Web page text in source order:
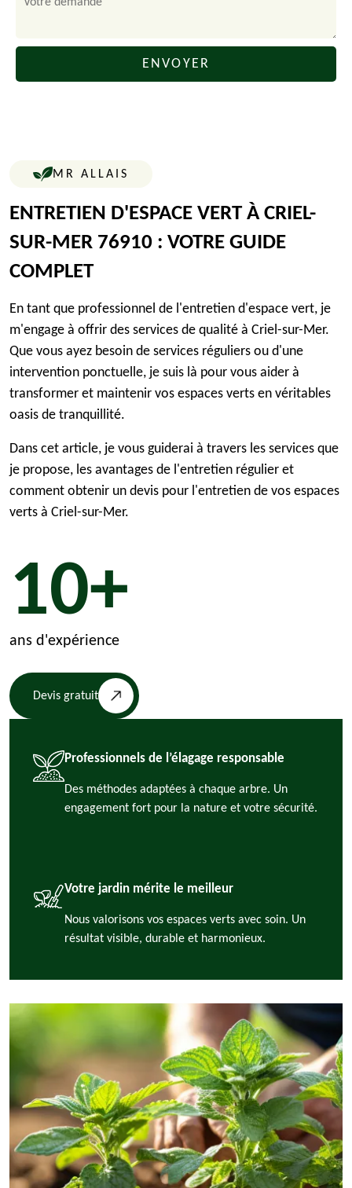
MR ALLAIS
ENTRETIEN D'ESPACE VERT À CRIEL-
SUR-MER 76910 : VOTRE GUIDE
COMPLET
En tant que professionnel de l'entretien d'espace vert, je
m'engage à offrir des services de qualité à Criel-sur-Mer.
Que vous ayez besoin de services réguliers ou d'une
intervention ponctuelle, je suis là pour vous aider à
transformer et maintenir vos espaces verts en véritables
oasis de tranquillité.
Dans cet article, je vous guiderai à travers les services que
je propose, les avantages de l'entretien régulier et
comment obtenir un devis pour l'entretien de vos espaces
verts à Criel-sur-Mer.
10+
ans d'expérience
Devis gratuit
Professionnels de l’élagage responsable
Des méthodes adaptées à chaque arbre. Un
engagement fort pour la nature et votre sécurité.
Votre jardin mérite le meilleur
Nous valorisons vos espaces verts avec soin. Un
résultat visible, durable et harmonieux.